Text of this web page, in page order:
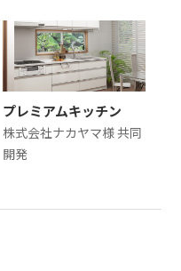
プレミアムキッチン
株式会社ナカヤマ様 共同
開発